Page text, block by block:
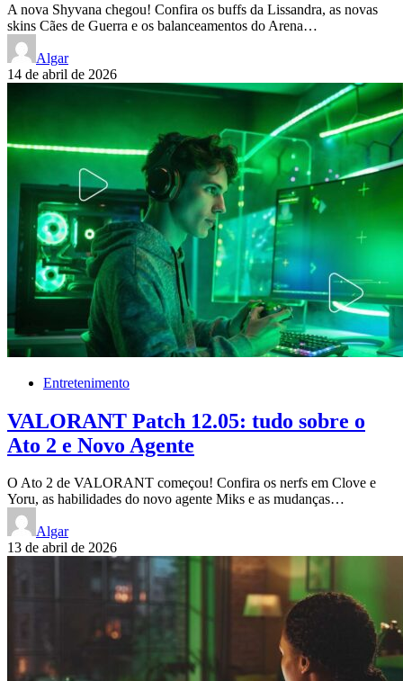
A nova Shyvana chegou! Confira os buffs da Lissandra, as novas
skins Cães de Guerra e os balanceamentos do Arena…
Algar
14 de abril de 2026
Entretenimento
VALORANT Patch 12.05: tudo sobre o
Ato 2 e Novo Agente
O Ato 2 de VALORANT começou! Confira os nerfs em Clove e
Yoru, as habilidades do novo agente Miks e as mudanças…
Algar
13 de abril de 2026